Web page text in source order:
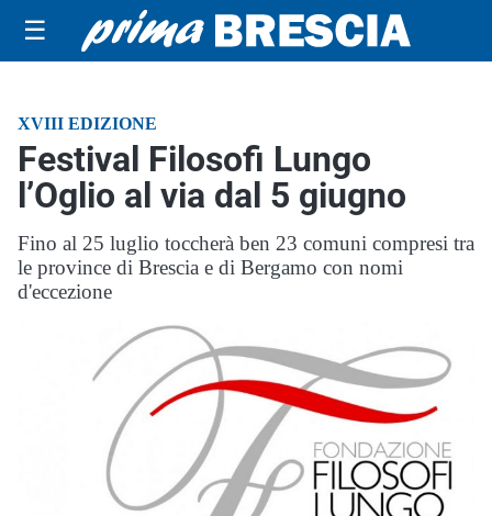
☰
XVIII EDIZIONE
Festival Filosofi Lungo
l’Oglio al via dal 5 giugno
Fino al 25 luglio toccherà ben 23 comuni compresi tra
le province di Brescia e di Bergamo con nomi
d'eccezione